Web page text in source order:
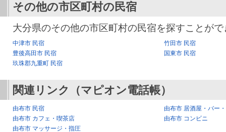
その他の市区町村の民宿
大分県のその他の市区町村の民宿を探すことが
中津市 民宿
竹田市 民宿
豊後高田市 民宿
国東市 民宿
玖珠郡九重町 民宿
関連リンク（マピオン電話帳）
由布市 民宿
由布市 居酒屋・バー
由布市 カフェ・喫茶店
由布市 コンビニ
由布市 マッサージ・指圧